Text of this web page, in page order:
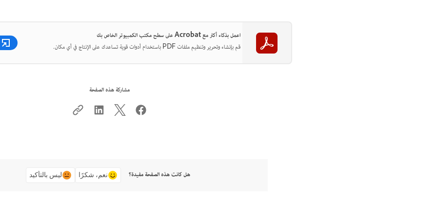
اعمل بذكاء أكثر مع Acrobat على سطح مكتب الكمبيوتر الخاص بك
قم بإنشاء وتحرير وتنظيم ملفات PDF باستخدام أدوات قوية تساعدك على الإنتاج في أي مكان.
مشاركة هذه الصفحة
هل كانت هذه الصفحة مفيدة؟ نعم، شكرًا ليس بالتأكيد